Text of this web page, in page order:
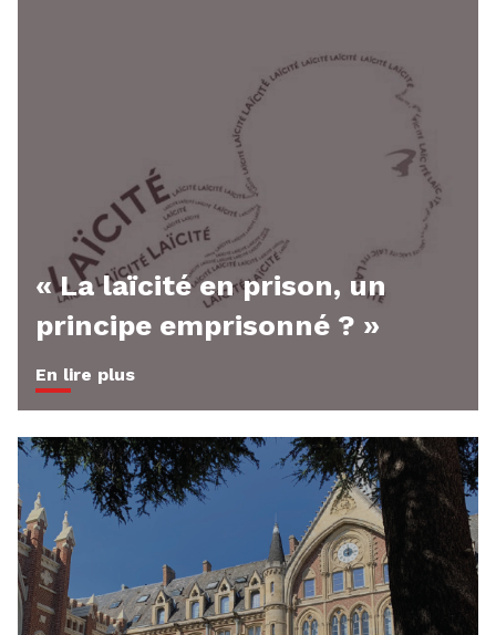
« La laïcité en prison, un
principe emprisonné ? »
En lire plus